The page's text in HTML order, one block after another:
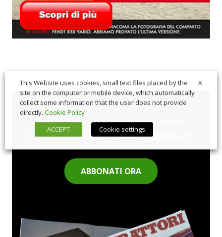
Sfoglia comodamente la nostra
rivista cartacea e rimani aggiornato!
ABBONATI ORA
X
This Website uses cookies, small text files placed by the
site on the computer or mobile device, which automatically
collect some information that the user does not provide
directly. Cookie Policy
ACCEPT
Cookie settings